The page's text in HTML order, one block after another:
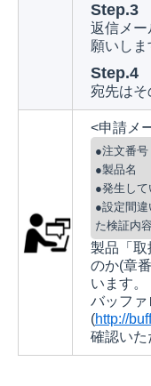
Step.3
返信メー
願いしま
Step.4
宛先はそ
<申請メ
●注文番号
●製品名
●発生して
●設定間
た検証内容
製品「取
のか(章
います。
バッファ
(http://
確認いた